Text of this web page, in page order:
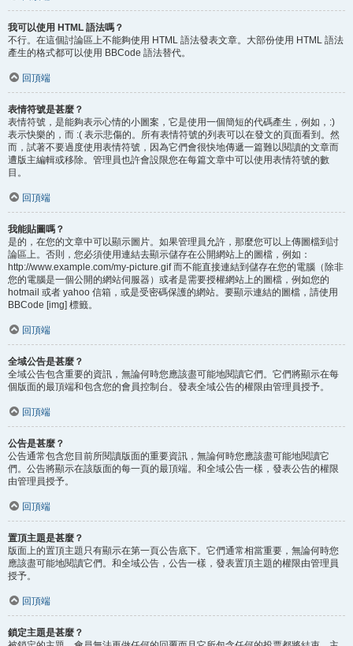
我可以使用 HTML 語法嗎？
不行。在這個討論區上不能夠使用 HTML 語法發表文章。大部份使用 HTML 語法
產生的格式都可以使用 BBCode 語法替代。
回頂端
表情符號是甚麼？
表情符號，是能夠表示心情的小圖案，它是使用一個簡短的代碼產生，例如，:)
表示快樂的，而 :( 表示悲傷的。所有表情符號的列表可以在發文的頁面看到。然
而，試著不要過度使用表情符號，因為它們會很快地傳遞一篇難以閱讀的文章而
遭版主編輯或移除。管理員也許會設限您在每篇文章中可以使用表情符號的數
目。
回頂端
我能貼圖嗎？
是的，在您的文章中可以顯示圖片。如果管理員允許，那麼您可以上傳圖檔到討
論區上。否則，您必須使用連結去顯示儲存在公開網站上的圖檔，例如：
http://www.example.com/my-picture.gif 而不能直接連結到儲存在您的電腦（除非
您的電腦是一個公開的網站伺服器）或者是需要授權網站上的圖檔，例如您的
hotmail 或者 yahoo 信箱，或是受密碼保護的網站。要顯示連結的圖檔，請使用
BBCode [img] 標籤。
回頂端
全域公告是甚麼？
全域公告包含重要的資訊，無論何時您應該盡可能地閱讀它們。它們將顯示在每
個版面的最頂端和包含您的會員控制台。發表全域公告的權限由管理員授予。
回頂端
公告是甚麼？
公告通常包含您目前所閱讀版面的重要資訊，無論何時您應該盡可能地閱讀它
們。公告將顯示在該版面的每一頁的最頂端。和全域公告一樣，發表公告的權限
由管理員授予。
回頂端
置頂主題是甚麼？
版面上的置頂主題只有顯示在第一頁公告底下。它們通常相當重要，無論何時您
應該盡可能地閱讀它們。和全域公告，公告一樣，發表置頂主題的權限由管理員
授予。
回頂端
鎖定主題是甚麼？